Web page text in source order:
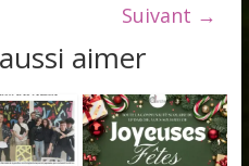
Suivant →
aimer